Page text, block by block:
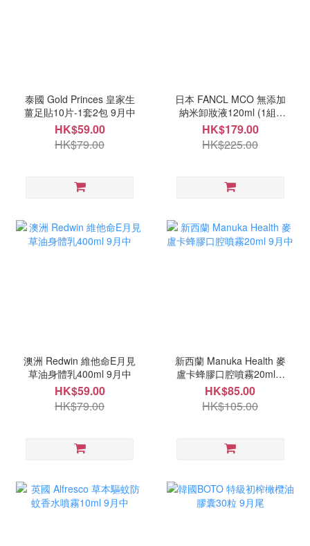
泰國 Gold Princes 皇家生
薑足貼10片-1套2包 9月中
HK$59.00
HK$79.00
日本 FANCL MCO 無添加
納米卸妝液120ml (1組2
支) 9月中
HK$179.00
HK$225.00
澳洲 Redwin 維他命E月見
草油身體乳400ml 9月中
HK$59.00
HK$79.00
新西蘭 Manuka Health 麥
盧卡蜂膠口腔噴霧20ml 9
月中
HK$85.00
HK$105.00